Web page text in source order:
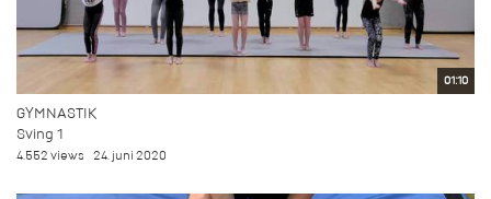
01:10
GYMNASTIK
Sving 1
4.552 views 24. juni 2020